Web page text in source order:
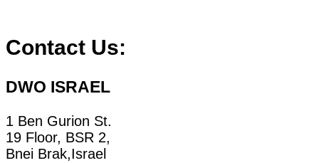
Contact Us:
DWO ISRAEL
1 Ben Gurion St.
19 Floor, BSR 2,
Bnei Brak,Israel